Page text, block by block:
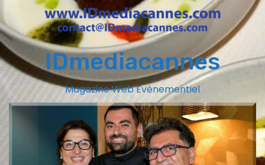
IDmediacannes
Magazine Web Evénementiel